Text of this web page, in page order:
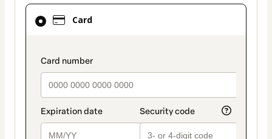
Card
payment_data.section_title_v2
Card
selected
method